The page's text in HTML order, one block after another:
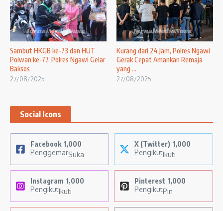
Sambut HKGB ke-73 dan HUT
Polwan ke-77, Polres Ngawi Gelar
Baksos
27/08/2025
Kurang dari 24 Jam, Polres Ngawi
Gerak Cepat Amankan Remaja
yang ...
27/08/2025
Social Icons
Facebook 1,000
PenggemarSuka
X (Twitter) 1,000
PengikutIkuti
Instagram 1,000
PengikutIkuti
Pinterest 1,000
PengikutPin